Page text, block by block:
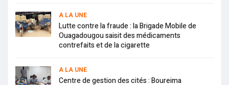
A LA UNE
Lutte contre la fraude : la Brigade Mobile de
Ouagadougou saisit des médicaments
contrefaits et de la cigarette
A LA UNE
Centre de gestion des cités : Boureima